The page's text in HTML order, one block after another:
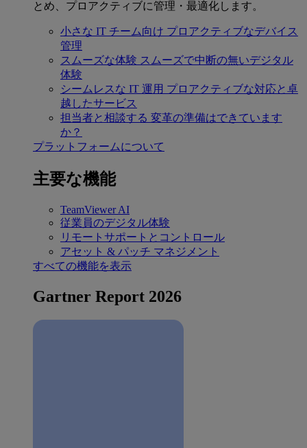
とめ、プロアクティブに管理・最適化します。
小さな IT チーム向け プロアクティブなデバイス
管理
スムーズな体験 スムーズで中断の無いデジタル
体験
シームレスな IT 運用 プロアクティブな対応と卓
越したサービス
担当者と相談する 変革の準備はできています
か？
プラットフォームについて
主要な機能
TeamViewer AI
従業員のデジタル体験
リモートサポートとコントロール
アセット & パッチ マネジメント
すべての機能を表示
Gartner Report 2026